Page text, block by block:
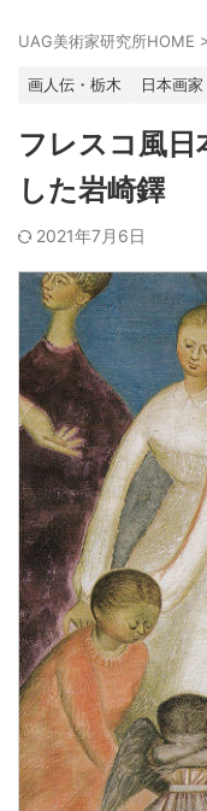
UAG美術家研究所HOME
画人伝・栃木 日本画家
フレスコ風日
した岩崎鐸
2021年7月6日